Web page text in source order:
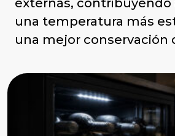
una temperatura más
una mejor conservación